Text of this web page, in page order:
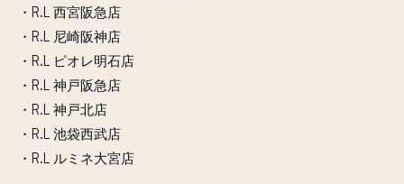
・R.L 西宮阪急店
・R.L 尼崎阪神店
・R.L ピオレ明石店
・R.L 神戸阪急店
・R.L 神戸北店
・R.L 池袋西武店
・R.L ルミネ大宮店